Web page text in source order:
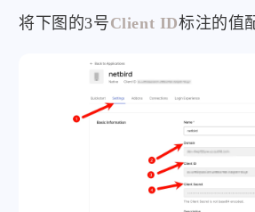
将下图的3号Client ID标注的值